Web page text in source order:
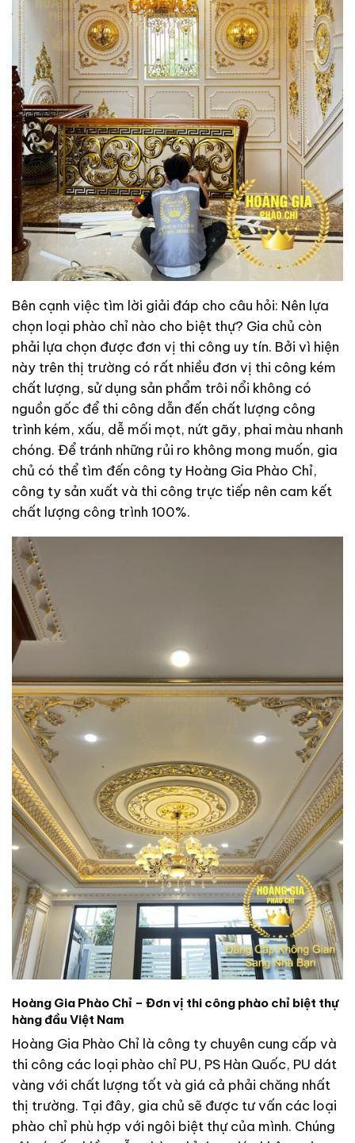
Bên cạnh việc tìm lời giải đáp cho câu hỏi: Nên lựa
chọn loại phào chỉ nào cho biệt thự? Gia chủ còn
phải lựa chọn được đơn vị thi công uy tín. Bởi vì hiện
này trên thị trường có rất nhiều đơn vị thi công kém
chất lượng, sử dụng sản phẩm trôi nổi không có
nguồn gốc để thi công dẫn đến chất lượng công
trình kém, xấu, dễ mối mọt, nứt gãy, phai màu nhanh
chóng. Để tránh những rủi ro không mong muốn, gia
chủ có thể tìm đến công ty Hoàng Gia Phào Chỉ,
công ty sản xuất và thi công trực tiếp nên cam kết
chất lượng công trình 100%.
Hoàng Gia Phào Chỉ – Đơn vị thi công phào chỉ biệt thự
hàng đầu Việt Nam
Hoàng Gia Phào Chỉ là công ty chuyên cung cấp và
thi công các loại phào chỉ PU, PS Hàn Quốc, PU dát
vàng với chất lượng tốt và giá cả phải chăng nhất
thị trường. Tại đây, gia chủ sẽ được tư vấn các loại
phào chỉ phù hợp với ngôi biệt thự của mình. Chúng